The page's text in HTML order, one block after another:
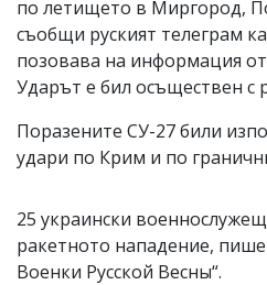
сигнализирайте
ни!
по летището в Миргород,
съобщи руският телеграм
позовава на информация
Ударът е бил осъществен с
Поразените СУ-27 били
удари по Крим и по
25 украински
ракетното нападение,
Военки Русской Весны“.